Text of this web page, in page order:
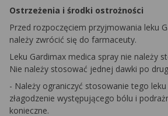
Ostrzeżenia i środki ostrożności
Przed rozpoczęciem przyjmowania leku
należy zwrócić się do farmaceuty.
Leku Gardimax medica spray nie należy
Nie należy stosować jednej dawki po
- Należy ograniczyć stosowanie tego
złagodzenie występującego bólu i
konieczne.